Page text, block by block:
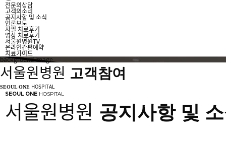
전문의상담
고객의소리
공지사항 및 소식
언론보도
자필 치료후기
영상 치료후기
서울원병원TV
온라인간편예약
치료가이드
background image
서울원병원 고객참여
SEOUL ONE HOSPITAL
SEOUL ONE HOSPITAL
서울원병원 공지사항 및